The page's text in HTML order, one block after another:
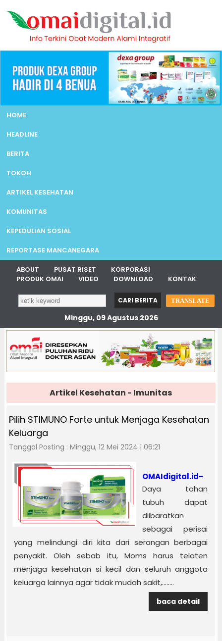
HOME
HEADLINE
BERITA
TOKOH
ARTIKEL KESEHATAN
KOMUNITAS
KEPEDULIAN SOSIAL
REPORTASE MANCANEGARA
ABOUT PUSAT RISET
KORPORASI
PRODUK OMAI
VIDEO DOWNLOAD KONTAK
TRANSLATE
Minggu, 09 Agustus 2026
Artikel Kesehatan - Imunitas
Pilih STIMUNO Forte untuk Menjaga Kesehatan
Keluarga
Tanggal Posting : Minggu, 12 Mei 2024 | 06:21
OMAIdigital.id-
Daya tahan
tubuh dapat
diibaratkan
sebagai perisai
yang melindungi diri kita dari serangan berbagai
penyakit. Oleh sebab itu, Moms harus telaten
menjaga kesehatan si kecil dan seluruh anggota
keluarga lainnya agar tidak mudah sakit,........
baca detail